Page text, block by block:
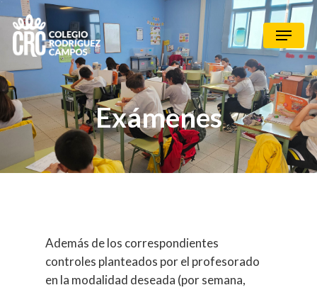
Exámenes
Además de los correspondientes
controles planteados por el profesorado
en la modalidad deseada (por semana,